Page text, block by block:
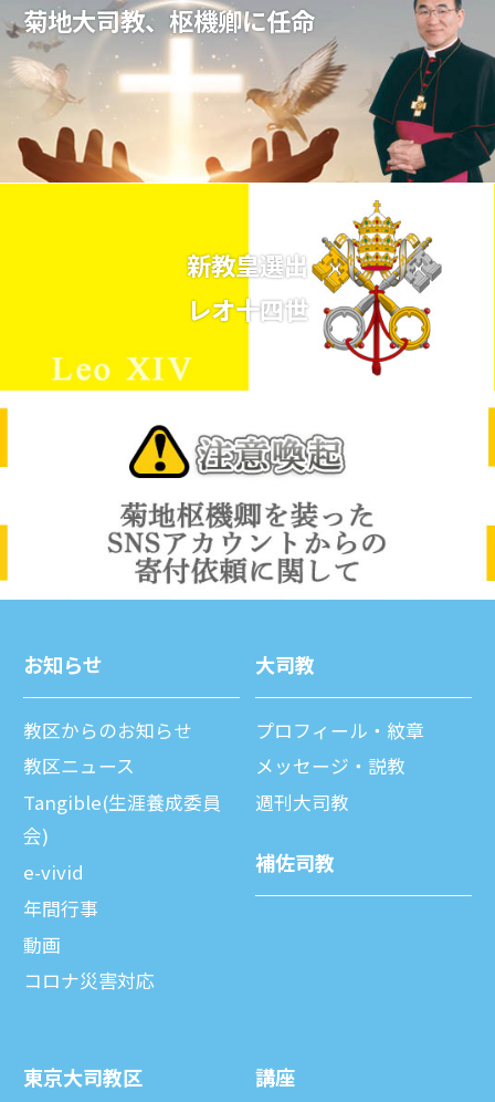
菊地大司教、枢機卿に任命
新教皇選出
レオ十四世
お知らせ
教区からのお知らせ
教区ニュース
Tangible(生涯養成委員
会)
e-vivid
年間⾏事
動画
コロナ災害対応
⼤司教
プロフィール・紋章
メッセージ・説教
週刊⼤司教
補佐司教
東京⼤司教区 講座